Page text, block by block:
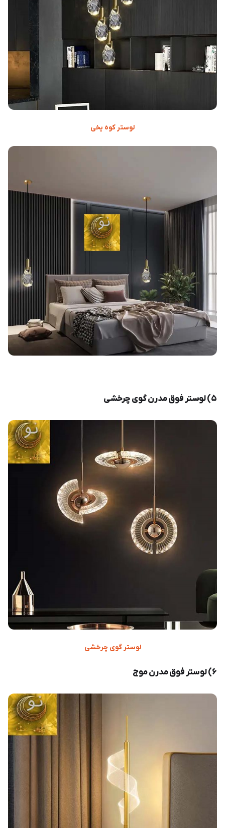
لوستر کوه یخی
۵) لوستر فوق مدرن گوی چرخشی
لوستر گوی چرخشی
۶) لوستر فوق مدرن موج